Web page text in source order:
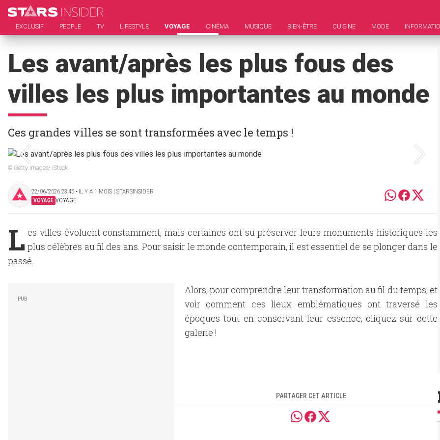
EXCLUSIF PEOPLE TV LIFESTYLE VOYAGE CINÉMA MUSIQUE BIEN-ÊTRE CUISINE MODE
Les avant/après les plus fous des
villes les plus importantes au monde
Ces grandes villes se sont transformées avec le temps !
© Getty Images/ iStock
22/06/2026 23:45 ‧ IL Y A 1 MOIS | STARSINSIDER
VOYAGE VOYAGE
L es villes évoluent constamment, mais certaines ont su préserver leurs monuments historiques les
plus célèbres au fil des ans. Pour saisir le monde contemporain, il est essentiel de se plonger dans le
passé.
Alors, pour comprendre leur transformation au fil du temps, et
voir comment ces lieux emblématiques ont traversé les
époques tout en conservant leur essence, cliquez sur cette
galerie !
PARTAGER CET ARTICLE